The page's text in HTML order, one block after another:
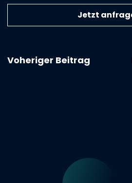
Voheriger Beitrag